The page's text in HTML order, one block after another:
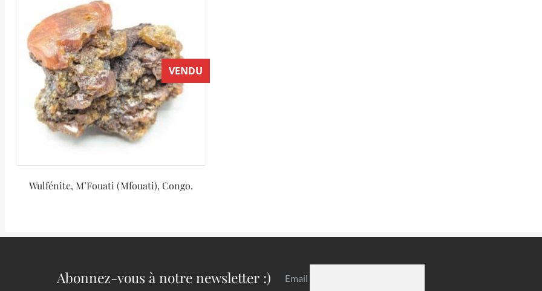
VENDU
Wulfénite, M’Fouati (Mfouati), Congo.
Abonnez-vous à notre newsletter :) Email